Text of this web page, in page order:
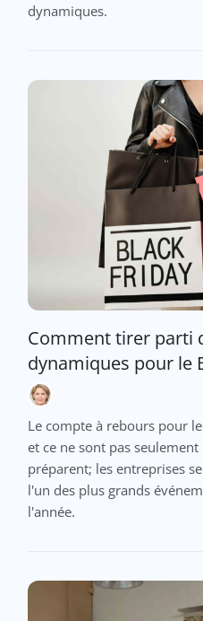
dynamiques.
Comment tirer parti
dynamiques pour le
Le compte à rebours pour
et ce ne sont pas
préparent; les entreprises
l'un des plus grands
l'année.